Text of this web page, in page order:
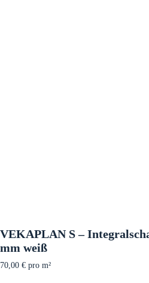
VEKAPLAN S –
mm weiß
70,00 € pro m²